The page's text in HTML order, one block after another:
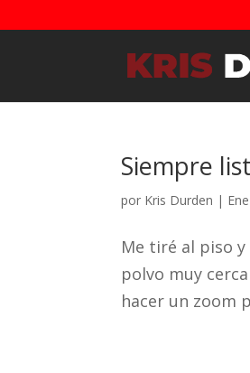
Siempre
por Kris Durden |
Me tiré al piso
polvo muy
hacer un zoom